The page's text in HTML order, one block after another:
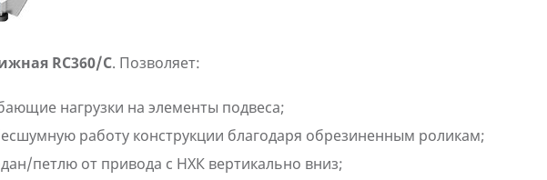
RC360/C. Позволяет:
нагрузки на элементы подвеса;
работу конструкции благодаря обрезиненным роликам;
петлю от привода с НХК вертикально вниз;